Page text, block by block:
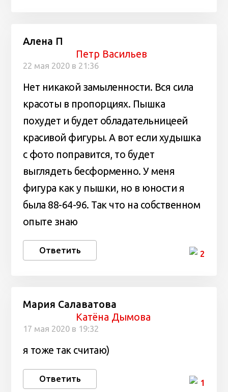
Алена П
Петр Васильев
22 мая 2020 в 21:36
Нет никакой замыленности. Вся сила
красоты в пропорциях. Пышка
похудет и будет обладательницеей
красивой фигуры. А вот если худышка
с фото поправится, то будет
выглядеть бесформенно. У меня
фигура как у пышки, но в юности я
была 88-64-96. Так что на собственном
опыте знаю
Ответить 2
Мария Салаватова
Катёна Дымова
17 мая 2020 в 19:32
я тоже так считаю)
Ответить 1